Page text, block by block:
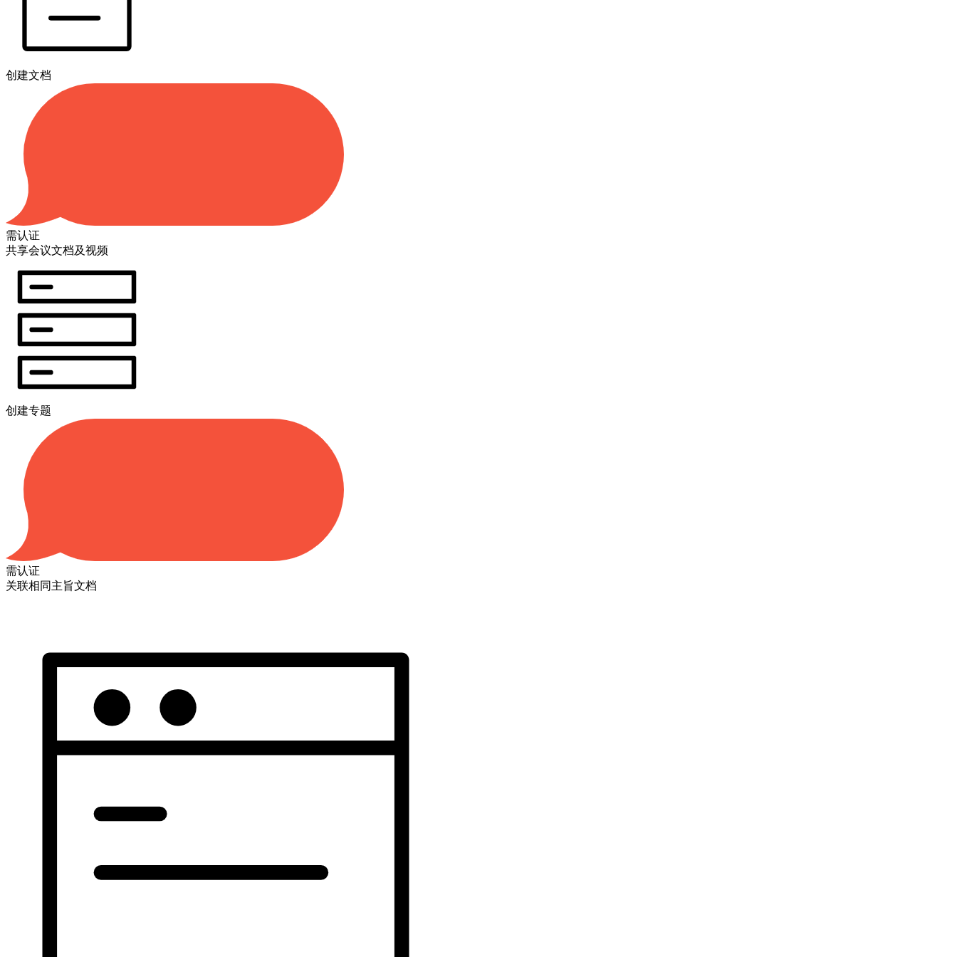
创建文档
需认证
共享会议文档及视频
创建专题
需认证
关联相同主旨文档